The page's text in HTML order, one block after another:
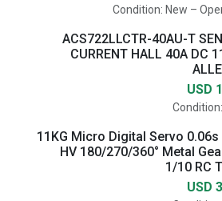
Condition: New –
ACS722LLCTR-40AU-T
CURRENT HALL 40A DC
11KG Micro Digital Servo
HV 180/270/360° Metal
1/10 RC